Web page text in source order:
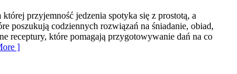
przyjemność jedzenia spotyka się z prostotą, a
poszukują codziennych rozwiązań na śniadanie, obiad,
receptury, które pomagają przygotowywanie dań na co
]